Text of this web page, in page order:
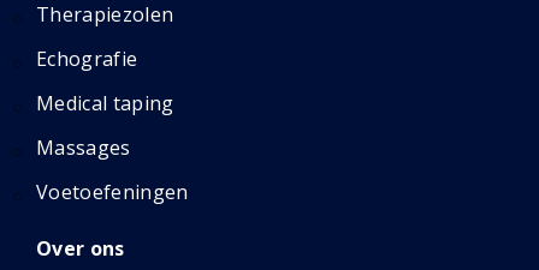
Therapiezolen
Echografie
Medical taping
Massages
Voetoefeningen
Over ons